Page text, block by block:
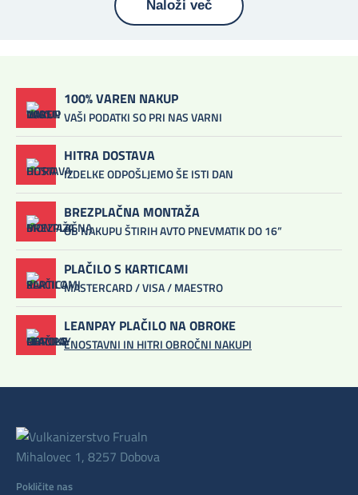
Naloži več
100% VAREN NAKUP
VAŠI PODATKI SO PRI NAS VARNI
HITRA DOSTAVA
IZDELKE ODPOŠLJEMO ŠE ISTI DAN
BREZPLAČNA MONTAŽA
OB NAKUPU ŠTIRIH AVTO PNEVMATIK DO 16”
PLAČILO S KARTICAMI
MASTERCARD / VISA / MAESTRO
LEANPAY PLAČILO NA OBROKE
ENOSTAVNI IN HITRI OBROČNI NAKUPI
Mihalovec 1, 8257 Dobova
Pokličite nas